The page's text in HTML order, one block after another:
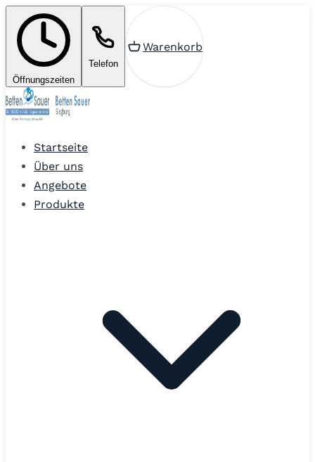
Öffnungszeiten
Telefon
Warenkorb
Startseite
Über uns
Angebote
Produkte